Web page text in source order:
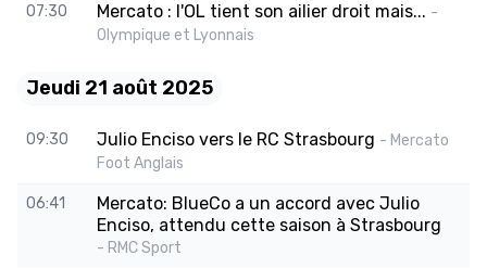
07:30 Mercato : l'OL tient son ailier droit mais... -
Olympique et Lyonnais
Jeudi 21 août 2025
09:30 Julio Enciso vers le RC Strasbourg - Mercato
Foot Anglais
06:41
Mercato: BlueCo a un accord avec Julio
Enciso, attendu cette saison à Strasbourg
- RMC Sport